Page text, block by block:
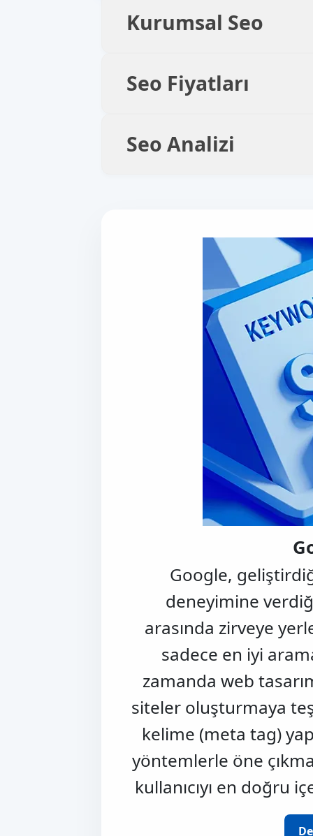
Kurumsal Seo
Seo Fiyatları
Seo Analizi
Google,
deneyimine
arasında zirveye
sadece en iyi
zamanda web
siteler oluşturmaya
kelime (meta tag)
yöntemlerle öne
kullanıcıyı en doğru